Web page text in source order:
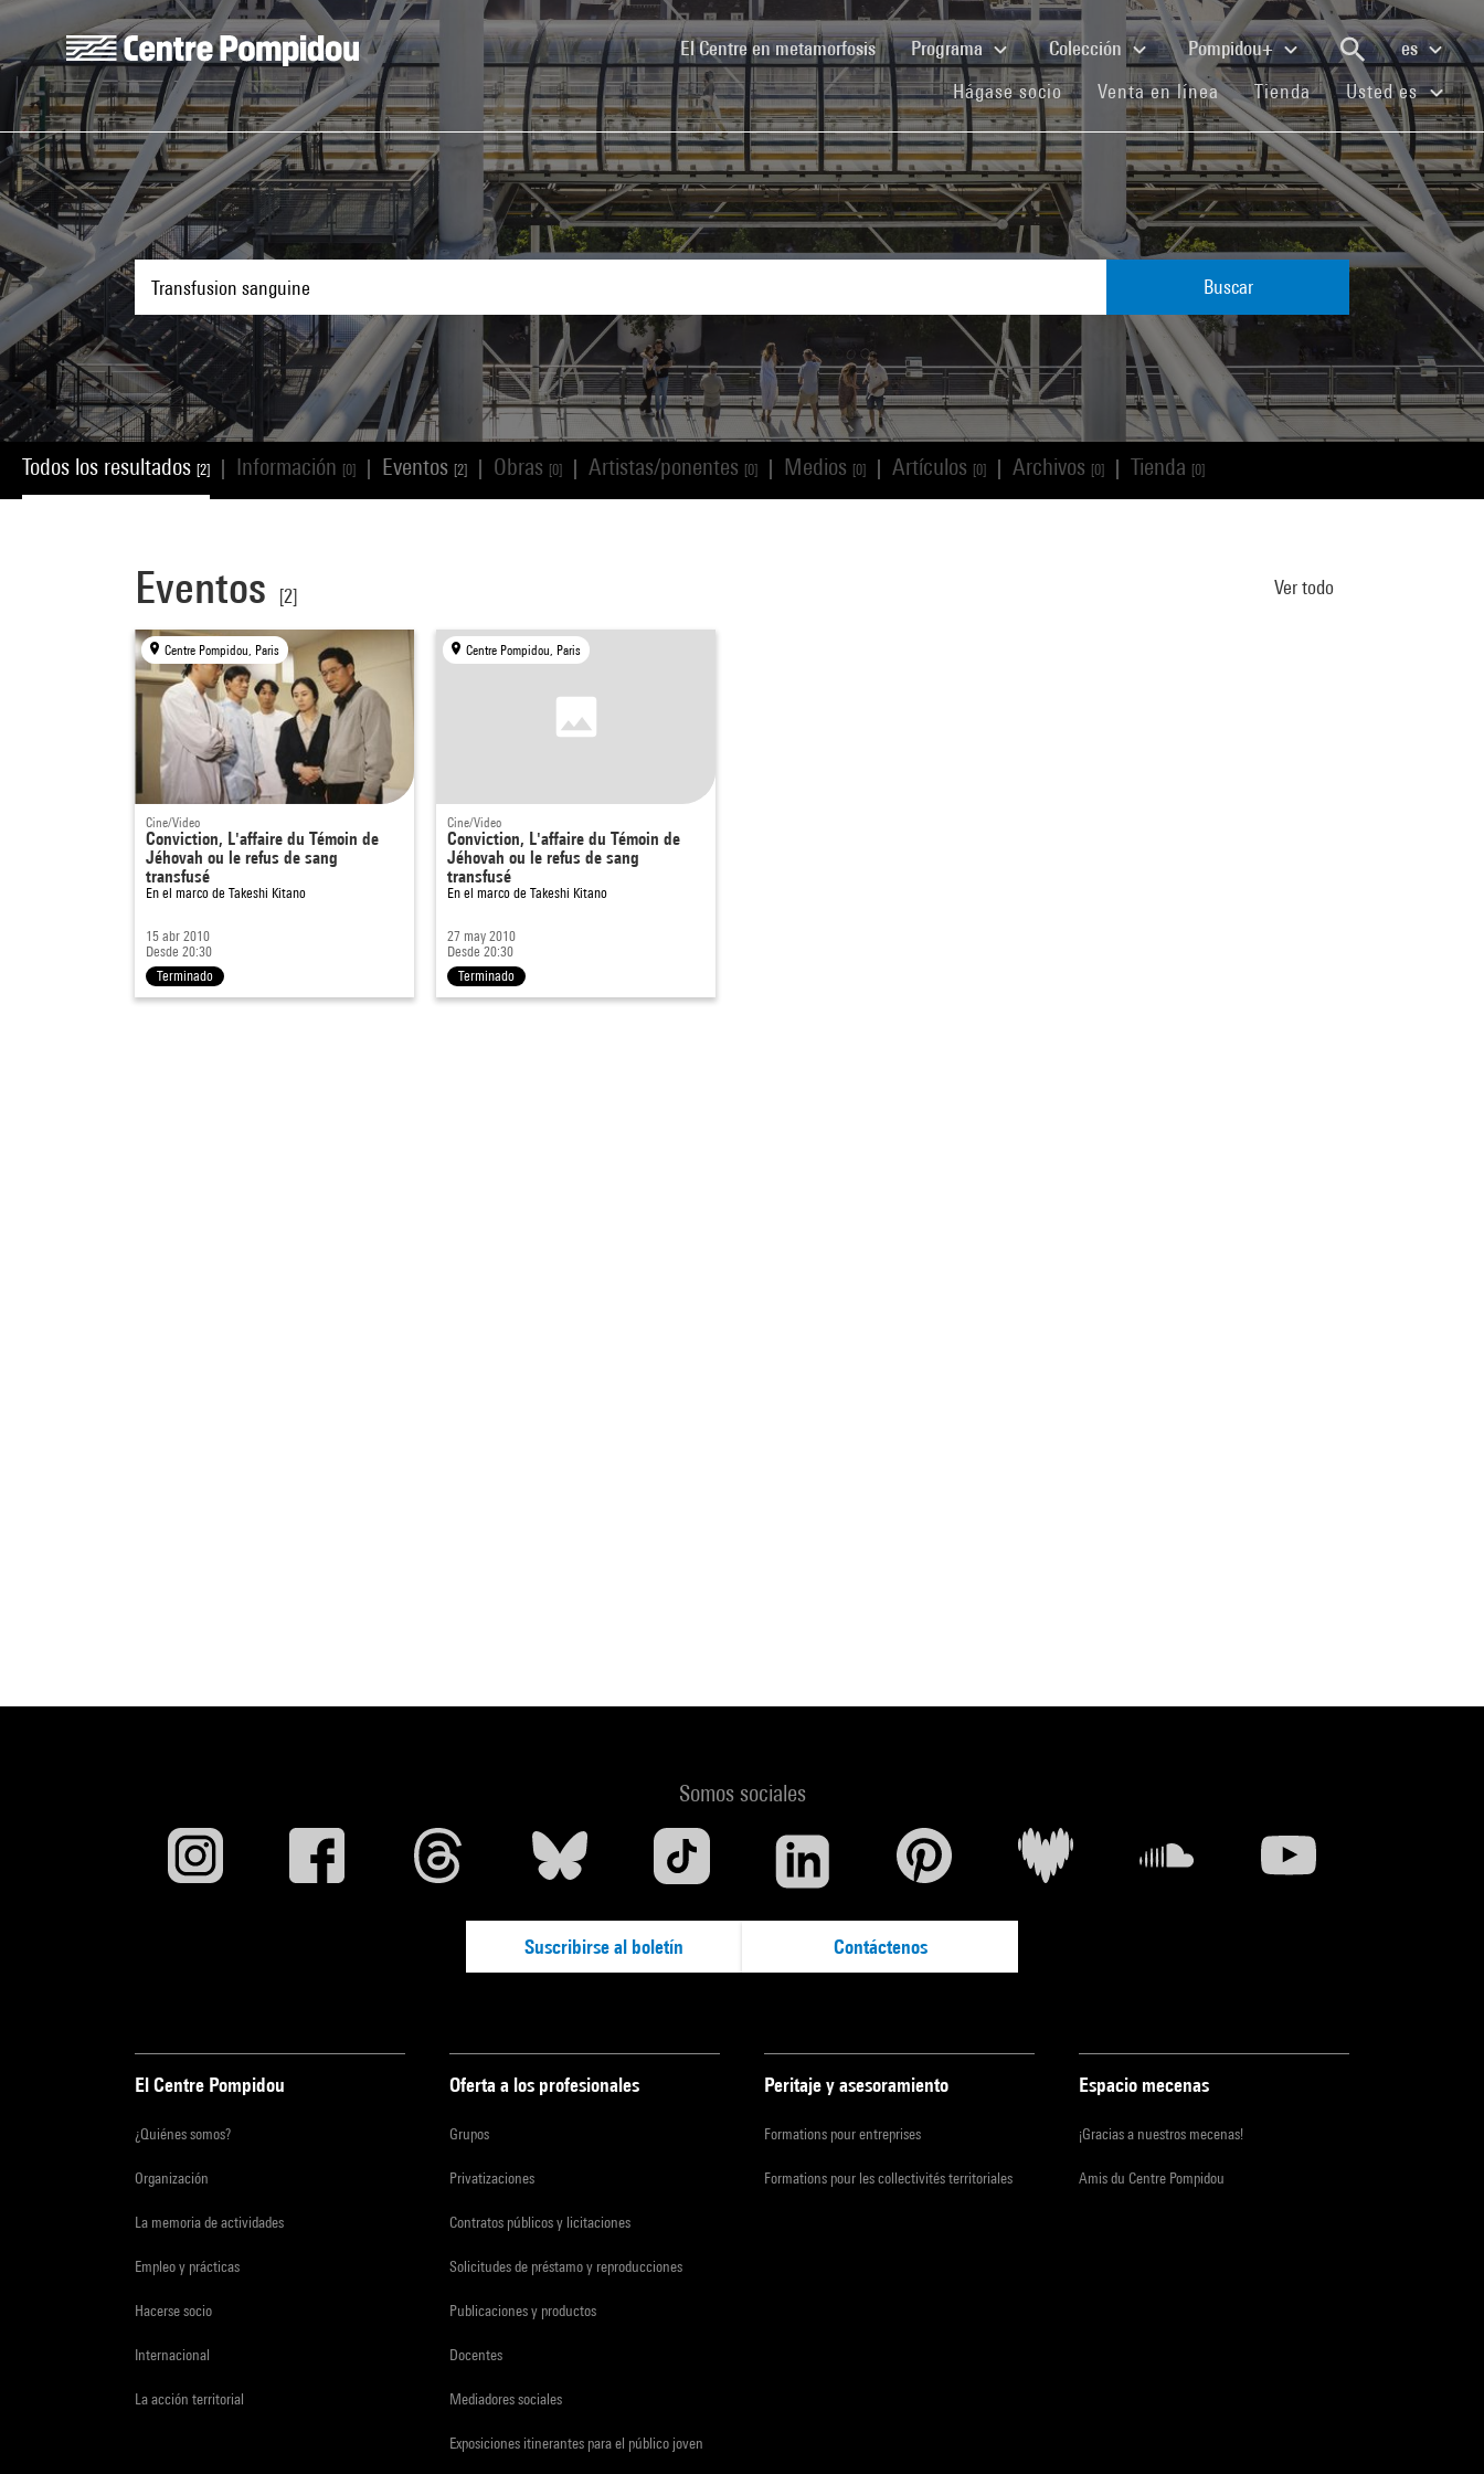
Skip to main content
Centre Pompidou
El Centre en metamorfosis(current)Programa Colección Pompidou+
es
Hágase socio(current)Venta en línea(current)
Tienda(current)Usted es
Buscar
Todos los resultados [2] Información [0] Eventos [2] Obras [0] Artistas/ponentes [0] Medios [0] Artículos [0] Archivos [0] Tienda [0]
Eventos [2] Ver todo
Centre Pompidou, Paris
Cine/Video
Conviction, L'affaire du Témoin de
Jéhovah ou le refus de sang
transfusé
En el marco de Takeshi Kitano
15 abr 2010
Desde 20:30
Terminado
Centre Pompidou, Paris
Cine/Video
Conviction, L'affaire du Témoin de
Jéhovah ou le refus de sang
transfusé
En el marco de Takeshi Kitano
27 may 2010
Desde 20:30
Terminado
Somos sociales
Suscribirse al boletín Contáctenos
El Centre Pompidou
¿Quiénes somos?
Organización
La memoria de actividades
Empleo y prácticas
Hacerse socio
Internacional
La acción territorial
Oferta a los profesionales
Grupos
Privatizaciones
Contratos públicos y licitaciones
Solicitudes de préstamo y reproducciones
Publicaciones y productos
Docentes
Mediadores sociales
Exposiciones itinerantes para el público joven
Peritaje y asesoramiento
Formations pour entreprises
Formations pour les collectivités territoriales
Espacio mecenas
¡Gracias a nuestros mecenas!
Amis du Centre Pompidou